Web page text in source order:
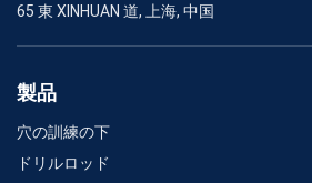
65 東 XINHUAN 道, 上海, 中国
製品
穴の訓練の下
ドリルロッド